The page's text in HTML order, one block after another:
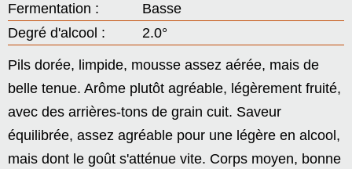
Fermentation :
Basse
Degré d'alcool :
2.0°
Pils dorée, limpide, mousse assez aérée, mais de
belle tenue. Arôme plutôt agréable, légèrement fruité,
avec des arrières-tons de grain cuit. Saveur
équilibrée, assez agréable pour une légère en alcool,
mais dont le goût s'atténue vite. Corps moyen, bonne